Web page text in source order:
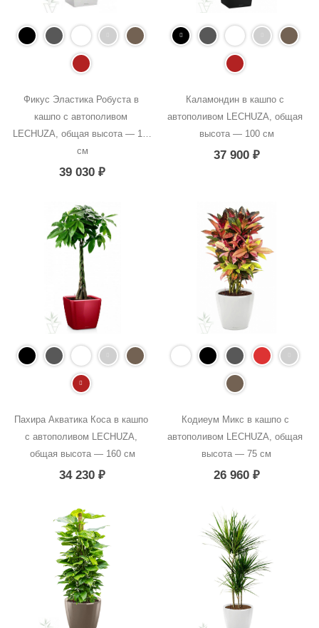
Фикус Эластика Робуста в
кашпо с автополивом
LECHUZA, общая высота — 120
см
39 030₽
Каламондин в кашпо с
автополивом LECHUZA, общая
высота — 100 см
37 900 ₽
Пахира Акватика Коса в кашпо
с автополивом LECHUZA,
общая высота — 160 см
34 230₽
Кодиеум Микс в кашпо с
автополивом LECHUZA, общая
высота — 75 см
26 960 ₽